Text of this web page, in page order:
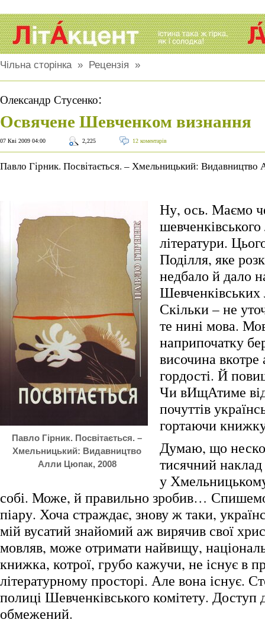
Чільна сторінка» Рецензія »
Олександр Стусенко:
Освячене Шевченком визнання
07 Кві 2009 04:00 2,225 12 коментарів
Павло Гірник. Посвітається. – Хмельницький:
Павло Гірник. Посвітається. –
Хмельницький: Видавництво
Алли Цюпак, 2008
Ну, ось. Маємо
шевченківського
літератури.
Поділля, яке
недбало й дало
Шевченківських
Скільки – не
те нині мова.
наприпочатку
височина
гордості. Й
Чи вИщАтиме
почуттів
гортаючи
Думаю, що
тисячний
у
собі. Може, й правильно зробив…
піару. Хоча страждає, знову ж таки,
мій вусатий знайомий аж вирячив свої
мовляв, може отримати найвищу,
книжка, котрої, грубо кажучи, не існує в
літературному просторі. Але вона існує.
полиці Шевченківського комітету.
обмежений.